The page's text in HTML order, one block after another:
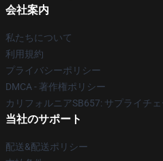
会社案内
私たちについて
利用規約
プライバシーポリシー
DMCA - 著作権ポリシー
カリフォルニアSB657: サプライチ
当社のサポート
配送&配送ポリシー